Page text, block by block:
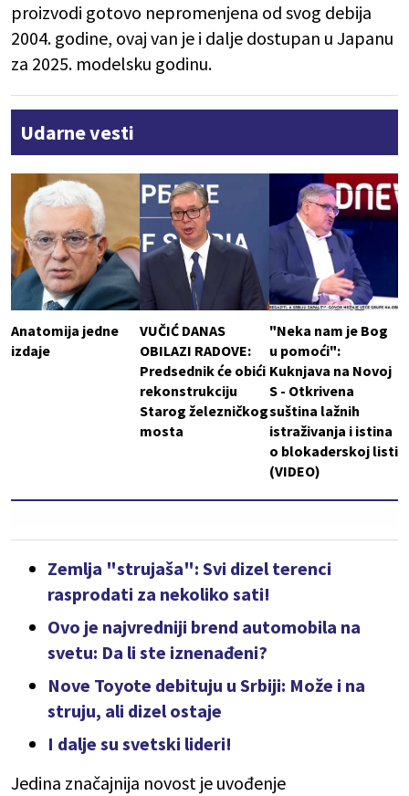
proizvodi gotovo nepromenjena od svog debija
2004. godine, ovaj van je i dalje dostupan u Japanu
za 2025. modelsku godinu.
Udarne vesti
Anatomija jedne
izdaje
VUČIĆ DANAS
OBILAZI RADOVE:
Predsednik će obići
rekonstrukciju
Starog železničkog
mosta
"Neka nam je Bog
u pomoći":
Kuknjava na Novoj
S - Otkrivena
suština lažnih
istraživanja i istina
o blokaderskoj listi
(VIDEO)
Zemlja "strujaša": Svi dizel terenci
rasprodati za nekoliko sati!
Ovo je najvredniji brend automobila na
svetu: Da li ste iznenađeni?
Nove Toyote debituju u Srbiji: Može i na
struju, ali dizel ostaje
I dalje su svetski lideri!
Jedina značajnija novost je uvođenje